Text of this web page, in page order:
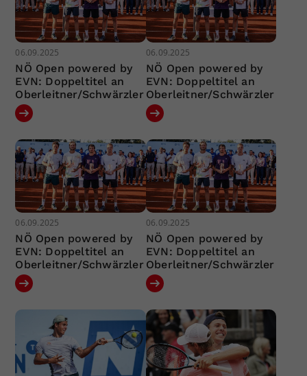
06.09.2025
NÖ Open powered by
EVN: Doppeltitel an
Oberleitner/Schwärzler
06.09.2025
NÖ Open powered by
EVN: Doppeltitel an
Oberleitner/Schwärzler
06.09.2025
NÖ Open powered by
EVN: Doppeltitel an
Oberleitner/Schwärzler
06.09.2025
NÖ Open powered by
EVN: Doppeltitel an
Oberleitner/Schwärzler